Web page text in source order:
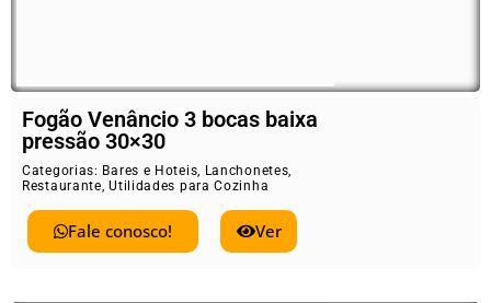
Fogão Venâncio 3 bocas baixa
pressão 30×30
Categorias: Bares e Hoteis, Lanchonetes,
Restaurante,Utilidades para Cozinha
Fale conosco! Ver